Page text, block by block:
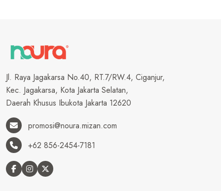
Jl. Raya Jagakarsa No.40, RT.7/RW.4, Ciganjur,
Kec. Jagakarsa, Kota Jakarta Selatan,
Daerah Khusus Ibukota Jakarta 12620
promosi@noura.mizan.com
+62 856-2454-7181